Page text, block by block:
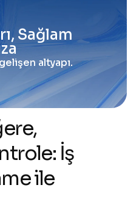
rı, Sağlam
za
gelişen altyapı.
İş
ile